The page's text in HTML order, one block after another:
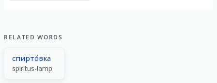
RELATED WORDS
спирто́вка
spiritus-lamp